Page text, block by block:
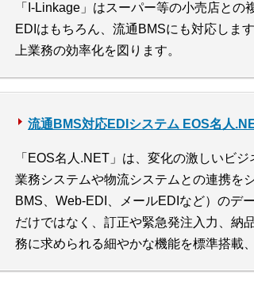
「I-Linkage」はスーパー等の小売店と
EDIはもちろん、流通BMSにも対応しま
上業務の効率化を図ります。
流通BMS対応EDIシステム EOS名人
「EOS名人.NET」は、変化の激しいビ
業務システムや物流システムとの連携を
BMS、Web-EDI、メールEDIなど）のデ
だけではなく、訂正や緊急発注入力、納
務に求められる細やかな機能を標準搭載